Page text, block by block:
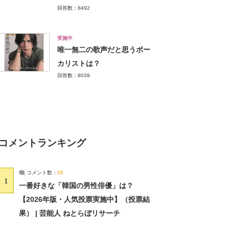
回答数：8492
実施中
唯一無二の歌声だと思うボー
カリストは？
回答数：8039
メントランキング
1
コメント数： 20
一番好きな「韓国の男性俳優」は？
【2026年版・人気投票実施中】（投票結
果） | 芸能人 ねとらぼリサーチ